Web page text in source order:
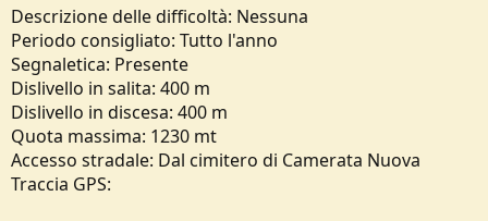
Descrizione delle difficoltà: Nessuna
Periodo consigliato: Tutto l'anno
Segnaletica: Presente
Dislivello in salita: 400 m
Dislivello in discesa: 400 m
Quota massima: 1230 mt
Accesso stradale: Dal cimitero di Camerata Nuova
Traccia GPS: